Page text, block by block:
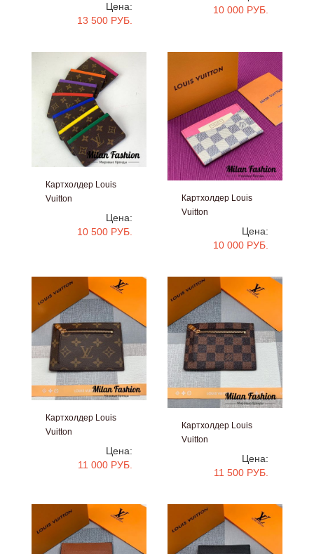
Цена:
13 500 РУБ.
10 000 РУБ.
Картхолдер Louis
Vuitton
Цена:
10 500 РУБ.
Картхолдер Louis
Vuitton
Цена:
10 000 РУБ.
Картхолдер Louis
Vuitton
Цена:
11 000 РУБ.
Картхолдер Louis
Vuitton
Цена:
11 500 РУБ.